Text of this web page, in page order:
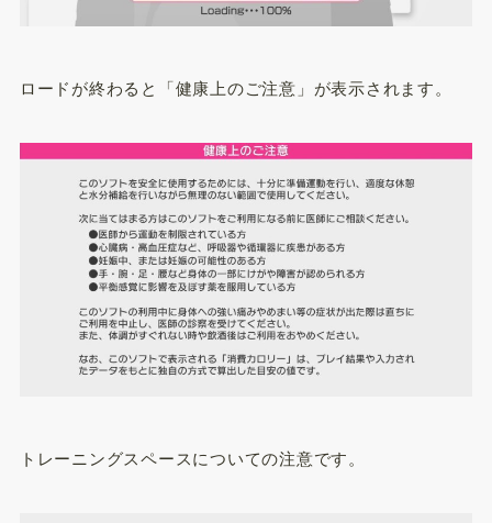
ロードが終わると「健康上のご注意」が表示されます。
トレーニングスペースについての注意です。